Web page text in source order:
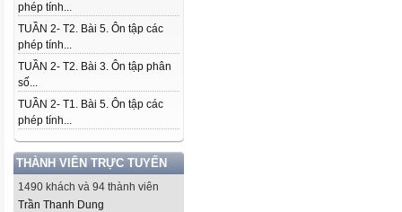
phép tính...
TUẦN 2- T2. Bài 5. Ôn tập các
phép tính...
TUẦN 2- T2. Bài 3. Ôn tập phân
số...
TUẦN 2- T1. Bài 5. Ôn tập các
phép tính...
THÀNH VIÊN TRỰC TUYẾN
1490 khách và 94 thành viên
Trần Thanh Dung